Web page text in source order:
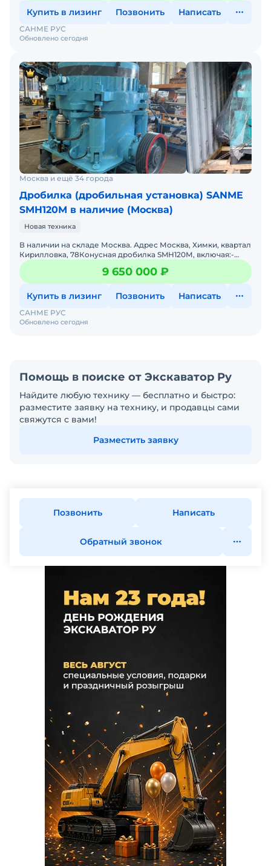
Купить в лизинг Позвонить Написать
Обновлено сегодня
САНМЕ РУС
Москва и ещё 34 города
Дробилка (дробильная установка) SANME
SMH120М в наличие (Москва)
Новая техника
В наличии на складе Москва. Адрес Москва, Химки, квартал
Кирилловка, 78Конусная дробилка SMH120М, включая:-
пульт управления с плавным пуском XICHI – 1 шт.
9 650 000 ₽
Купить в лизинг Позвонить Написать
Обновлено сегодня
САНМЕ РУС
Помощь в поиске от Экскаватор Ру
Найдите любую технику — бесплатно и быстро:
разместите заявку на технику, и продавцы сами
свяжутся с вами!
Разместить заявку
Позвонить Написать
Обратный звонок